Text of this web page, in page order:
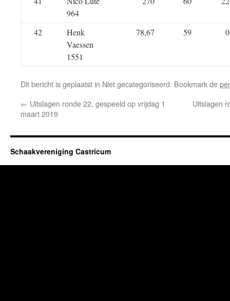
964
42
Henk
Vaessen
1551
78,67 59 0
Dit bericht is geplaatst in Niet gecategoriseerd. Bookmark de
← Uitslagen ronde 22, gespeeld op vrijdag 1
maart 2019
Uitslagen
Schaakvereniging Castricum